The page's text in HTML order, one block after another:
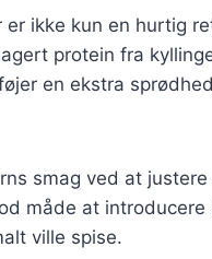
ikke kun en hurtig
protein fra
en ekstra
smag ved at
måde at
ville spise.